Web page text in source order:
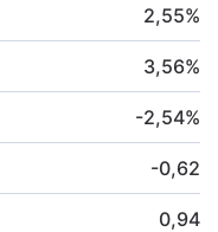
2,55%
3,56%
-2,54%
-0,62
0,94